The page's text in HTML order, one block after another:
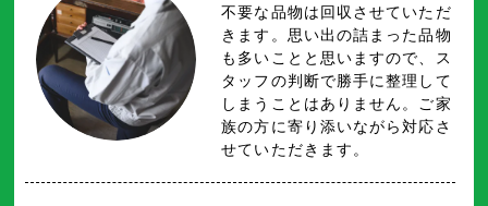
不要な品物は回収させていただ
きます。思い出の詰まった品物
も多いことと思いますので、ス
タッフの判断で勝手に整理して
しまうことはありません。ご家
族の方に寄り添いながら対応さ
せていただきます。